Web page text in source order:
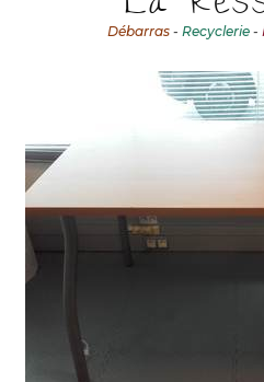
Débarras - Recyclerie -